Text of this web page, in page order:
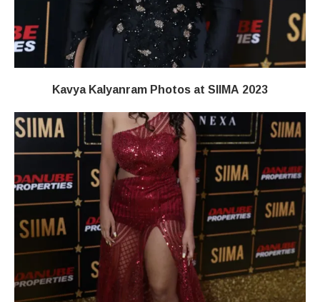
Kavya Kalyanram Photos at SIIMA 2023